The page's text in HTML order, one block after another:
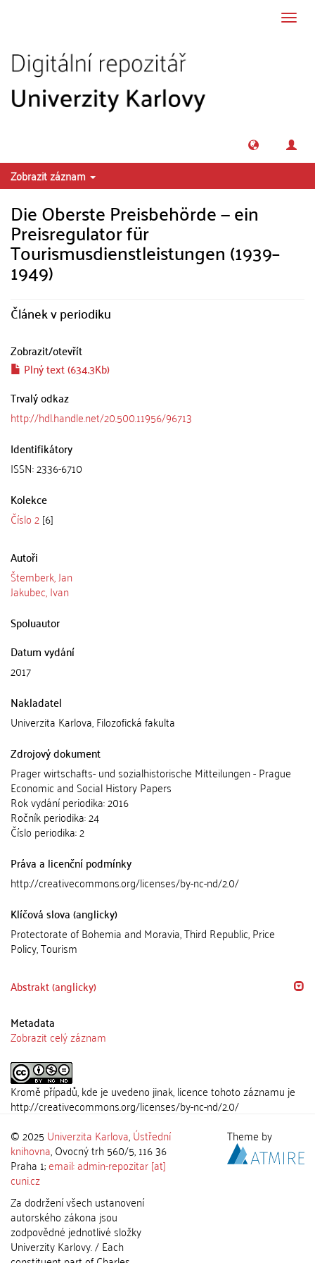
Zobrazit záznam
Die Oberste Preisbehörde — ein
Preisregulator für
Tourismusdienstleistungen (1939–
1949)
Článek v periodiku
Zobrazit/otevřít
Plný text (634.3Kb)
Trvalý odkaz
http://hdl.handle.net/20.500.11956/96713
Identifikátory
ISSN: 2336-6710
Kolekce
Číslo 2[6]
Autoři
Štemberk, Jan
Jakubec, Ivan
Spoluautor
Datum vydání
2017
Nakladatel
Univerzita Karlova, Filozofická fakulta
Zdrojový dokument
Prager wirtschafts- und sozialhistorische Mitteilungen - Prague
Economic and Social History Papers
Rok vydání periodika: 2016
Ročník periodika: 24
Číslo periodika: 2
Práva a licenční podmínky
http://creativecommons.org/licenses/by-nc-nd/2.0/
Klíčová slova (anglicky)
Protectorate of Bohemia and Moravia, Third Republic, Price
Policy, Tourism
Abstrakt (anglicky)
Metadata
Zobrazit celý záznam
Kromě případů, kde je uvedeno jinak, licence tohoto záznamu je
http://creativecommons.org/licenses/by-nc-nd/2.0/
© 2025 Univerzita Karlova,Ústřední
knihovna, Ovocný trh 560/5, 116 36
Praha 1;email: admin-repozitar [at]
cuni.cz
Za dodržení všech ustanovení
autorského zákona jsou
zodpovědné jednotlivé složky
Univerzity Karlovy. / Each
Theme by